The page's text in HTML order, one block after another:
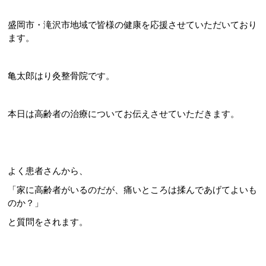
盛岡市・滝沢市地域で皆様の健康を応援させていただいており
ます。
亀太郎はり灸整骨院です。
本日は高齢者の治療についてお伝えさせていただきます。
よく患者さんから、
「家に高齢者がいるのだが、痛いところは揉んであげてよいも
のか？」
と質問をされます。